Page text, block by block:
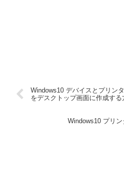
Windows10 デバイスとプリン
をデスクトップ画面に作成する
Windows10 プリ